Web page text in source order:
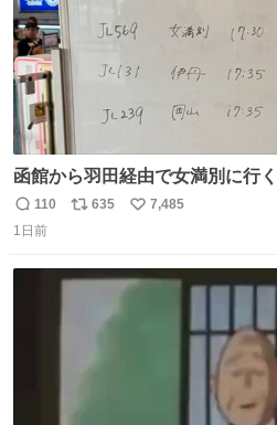
函館から羽田経由で女満別に行
返
信
110
リ
ト
635
い
数
7,485
1日前